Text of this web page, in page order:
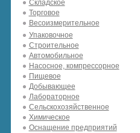
Складское
Торговое
Весоизмерительное
Упаковочное
Строительное
Автомобильное
Насосное, компрессорное
Пищевое
Добывающее
Лабораторное
Сельскохозяйственное
Химическое
Оснащение предприятий